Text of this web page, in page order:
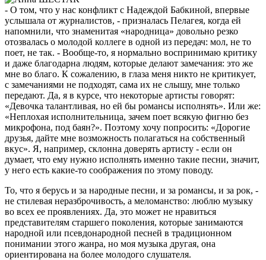
- О том, что у нас конфликт с Надеждой Бабкиной, впервые
услышала от журналистов, - призналась Пелагея, когда ей
напомнили, что знаменитая «народница» довольно резко
отозвалась о молодой коллеге в одной из передач: мол, не то
поет, не так. - Вообще-то, я нормально воспринимаю критику
и даже благодарна людям, которые делают замечания: это же
мне во благо. К сожалению, в глаза меня никто не критикует,
с замечаниями не подходят, сама их не слышу, мне только
передают. Да, я в курсе, что некоторые артисты говорят:
«Девочка талантливая, но ей бы романсы исполнять». Или же:
«Неплохая исполнительница, зачем поет всякую фигню без
микрофона, под баян?». Поэтому хочу попросить: «Дорогие
друзья, дайте мне возможность полагаться на собственный
вкус». Я, например, склонна доверять артисту - если он
думает, что ему нужно исполнять именно такие песни, значит,
у него есть какие-то соображения по этому поводу.
То, что я берусь и за народные песни, и за романсы, и за рок, -
не стилевая неразброчивость, а меломанство: люблю музыку
во всех ее проявлениях. Да, это может не нравиться
представителям старшего поколения, которые занимаются
народной или псевдонародной песней в традиционном
понимании этого жанра, но моя музыка другая, она
ориентирована на более молодого слушателя.